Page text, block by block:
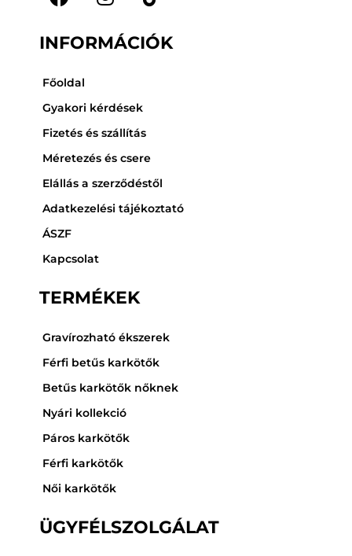
F
a
c
e
b
o
o
k
I
n
s
g
r
a
T
i
k
INFORMÁCIÓK
Főoldal
Gyakori kérdések
Fizetés és szállítás
Méretezés és csere
Elállás a szerződéstől
Adatkezelési tájékoztató
ÁSZF
Kapcsolat
TERMÉKEK
Gravírozható ékszerek
Férfi betűs karkötők
Betűs karkötők nőknek
Nyári kollekció
Páros karkötők
Férfi karkötők
Női karkötők
ÜGYFÉLSZOLGÁLAT